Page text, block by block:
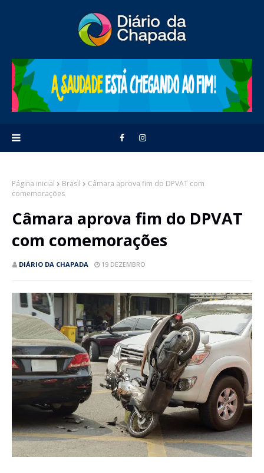
Página inicial Brasil
Câmara aprova fim do DPVAT com
comemorações
Câmara aprova fim do DPVAT
com comemorações
DIÁRIO DA CHAPADA 19 DEZEMBRO